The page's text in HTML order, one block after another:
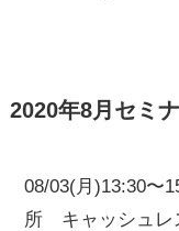
2020年8月セミ
08/03(月)13:30〜
所 キャッシュレ